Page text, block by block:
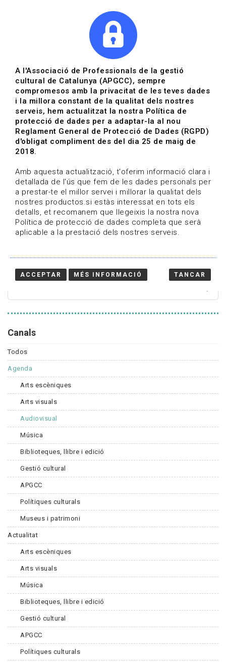
Actualitza't
Vols estar al dia?
HOME / BLOG
Estigues al dia
Convocatòries, activitats i notícies del sector de la
cultura.
Canals
Todos
Agenda
Arts escèniques
Arts visuals
Audiovisual
Música
Biblioteques, llibre i edició
Gestió cultural
APGCC
Polítiques culturals
Museus i patrimoni
Actualitat
Arts escèniques
Arts visuals
Música
Biblioteques, llibre i edició
Gestió cultural
APGCC
Polítiques culturals
A l'Associació de Professionals de la gestió
cultural de Catalunya (APGCC), sempre
compromesos amb la privacitat de les teves dades
i la millora constant de la qualitat dels nostres
serveis, hem actualitzat la nostra Política de
protecció de dades per a adaptar-la al nou
Reglament General de Protecció de Dades (RGPD)
d'obligat compliment des del dia 25 de maig de
2018.
Amb aquesta actualització, t'oferim informació clara i
detallada de l'ús que fem de les dades personals per
a prestar-te el millor servei i millorar la qualitat dels
nostres productos.si estàs interessat en tots els
detalls, et recomanem que llegeixis la nostra nova
Política de protecció de dades completa que serà
aplicable a la prestació dels nostres serveis.
ACCEPTAR MÉS INFORMACIÓ TANCAR